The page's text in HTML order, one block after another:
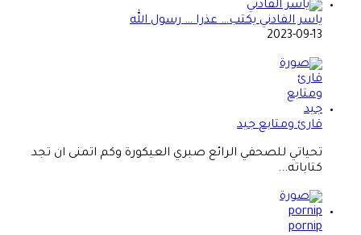
ياسر الفادني يكتب… عذرا … رسول الله
2023-09-13
قارئ ومتابع جيد
تحياتي للصحفي الرائع صبري العيكورة وكم اتمنى ان تجد
كتاباته...
pornip